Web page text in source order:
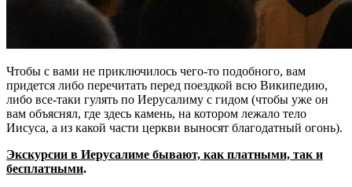
Чтобы с вами не приключилось чего-то подобного, вам
придется либо перечитать перед поездкой всю Википедию,
либо все-таки гулять по Иерусалиму с гидом (чтобы уже он
вам объяснял, где здесь камень, на котором лежало тело
Иисуса, а из какой части церкви выносят благодатный огонь).
Экскурсии в Иерусалиме бывают, как платными, так и
бесплатными.